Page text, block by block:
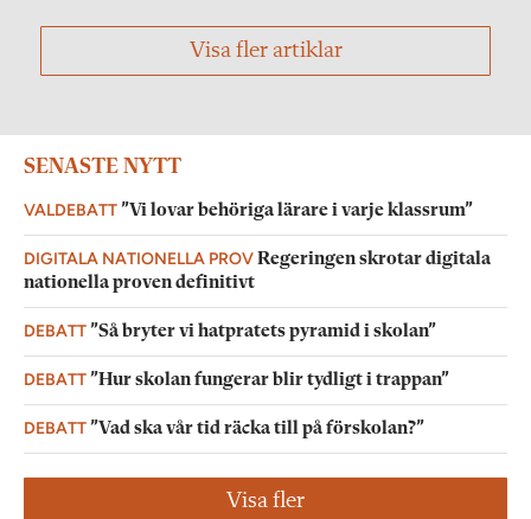
Visa fler artiklar
SENASTE NYTT
VALDEBATT”Vi lovar behöriga lärare i varje klassrum”
DIGITALA NATIONELLA PROVRegeringen skrotar digitala
nationella proven definitivt
DEBATT”Så bryter vi hatpratets pyramid i skolan”
DEBATT”Hur skolan fungerar blir tydligt i trappan”
DEBATT”Vad ska vår tid räcka till på förskolan?”
Visa fler